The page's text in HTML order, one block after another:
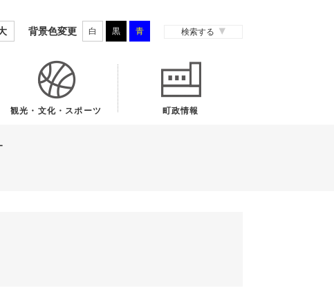
背景色変更 白 黒 青 検索する
観光・文化・スポーツ 町政情報